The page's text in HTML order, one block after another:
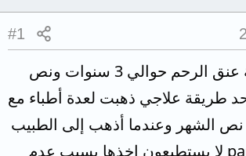
#1
أعاني من قرحة عنق الرحم حوالي 3 سنوات ونص
طريقة علاجي ذهبت لعدة أطباء مع
الشهر وعندما أذهب إلى الطبيب
لأخذ pap smears لا يستطيعون اخذها بسبب عدم